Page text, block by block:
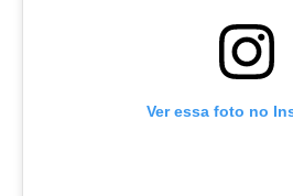
Ver essa foto no